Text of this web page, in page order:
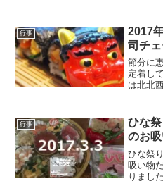
数年は
2017年
行事
2017
司チ
節分に
定着し
は北北
た太巻
ます。
行事
ひな
のお
ひな祭
吸い物
りまし